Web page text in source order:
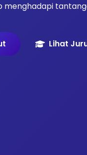
menghadapi
Lihat